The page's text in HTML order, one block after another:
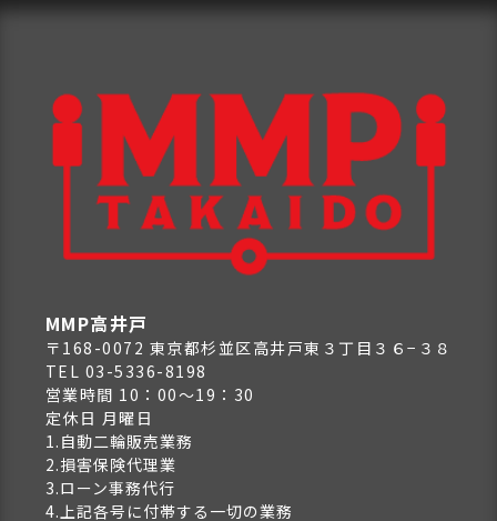
MMP高井戸
〒168-0072 東京都杉並区高井戸東３丁目３６−３８
TEL 03-5336-8198
営業時間 10：00～19：30
定休日 月曜日
1.自動二輪販売業務
2.損害保険代理業
3.ローン事務代行
4.上記各号に付帯する一切の業務